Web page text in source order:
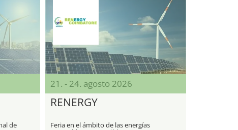
de
21. - 24. agosto 2026
RENERGY
Feria en el ámbito de las energías